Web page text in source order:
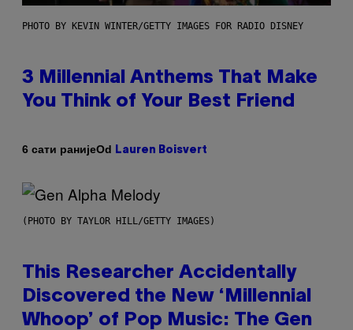
PHOTO BY KEVIN WINTER/GETTY IMAGES FOR RADIO DISNEY
3 Millennial Anthems That Make
You Think of Your Best Friend
6 сати ранијеOd Lauren Boisvert
(PHOTO BY TAYLOR HILL/GETTY IMAGES)
This Researcher Accidentally
Discovered the New ‘Millennial
Whoop’ of Pop Music: The Gen